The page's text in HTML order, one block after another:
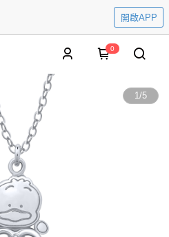
開啟APP
0
1/5